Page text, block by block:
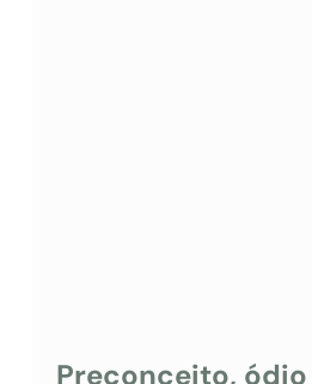
Preconceito, ódio